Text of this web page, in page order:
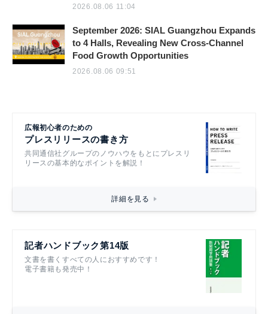
2026.08.06 11:04
September 2026: SIAL Guangzhou Expands
to 4 Halls, Revealing New Cross-Channel
Food Growth Opportunities
2026.08.06 09:51
広報初心者のための
プレスリリースの書き方
共同通信社グループのノウハウをもとにプレスリ
リースの基本的なポイントを解説！
詳細を見る
記者ハンドブック第14版
文書を書くすべての人におすすめです！
電子書籍も発売中！